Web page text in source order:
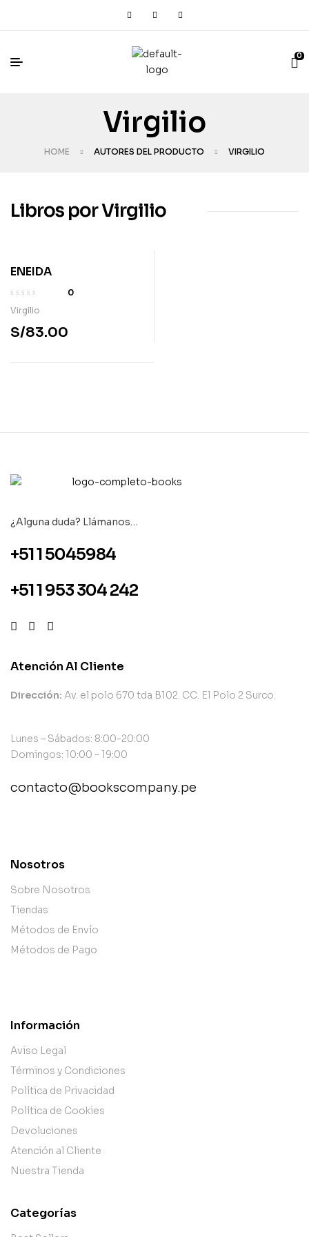
0
Virgilio
HOME AUTORES DEL PRODUCTO VIRGILIO
Libros por Virgilio
ENEIDA
0
Virgilio
S/83.00
¿Alguna duda? Llámanos…
+51 1 5045984
+51 1 953 304 242
Atención Al Cliente
Dirección: Av. el polo 670 tda B102. CC. El Polo 2 Surco.
Lunes – Sábados: 8:00-20:00
Domingos: 10:00 – 19:00
contacto@bookscompany.pe
Nosotros
Sobre Nosotros
Tiendas
Métodos de Envío
Métodos de Pago
Información
Aviso Legal
Términos y Condiciones
Política de Privacidad
Política de Cookies
Devoluciones
Atención al Cliente
Nuestra Tienda
Categorías